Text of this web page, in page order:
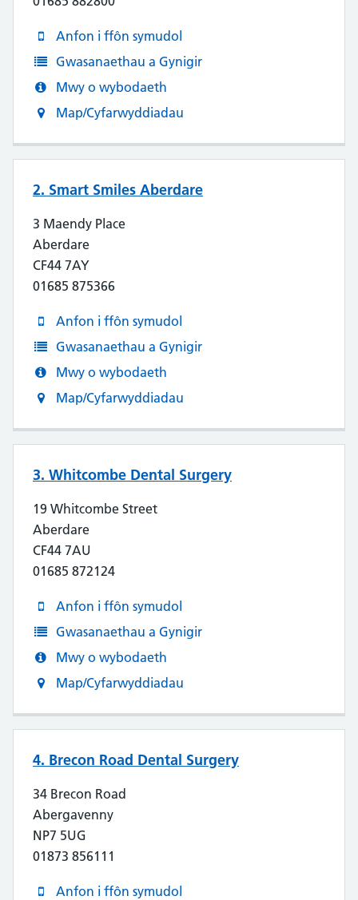
Anfon i ffôn symudol
Gwasanaethau a Gynigir
Mwy o wybodaeth
Map/Cyfarwyddiadau
2. Smart Smiles Aberdare
3 Maendy Place
Aberdare
CF44 7AY
01685 875366
Anfon i ffôn symudol
Gwasanaethau a Gynigir
Mwy o wybodaeth
Map/Cyfarwyddiadau
3. Whitcombe Dental Surgery
19 Whitcombe Street
Aberdare
CF44 7AU
01685 872124
Anfon i ffôn symudol
Gwasanaethau a Gynigir
Mwy o wybodaeth
Map/Cyfarwyddiadau
4. Brecon Road Dental Surgery
34 Brecon Road
Abergavenny
NP7 5UG
01873 856111
Anfon i ffôn symudol